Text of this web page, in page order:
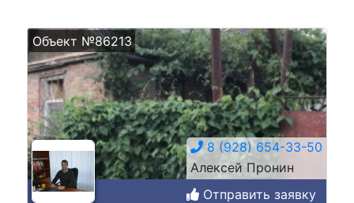
Объект №86213
8 (928) 654-33-50
Алексей Пронин
Отправить заявку